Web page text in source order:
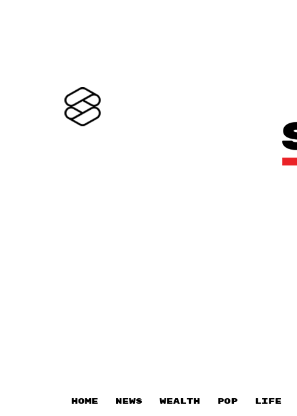
HOME NEWS WEALTH POP LIFE